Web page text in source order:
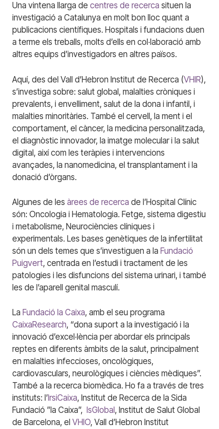
Una vintena llarga de centres de recerca situen la
investigació a Catalunya en molt bon lloc quant a
publicacions científiques. Hospitals i fundacions duen
a terme els treballs, molts d’ells en col·laboració amb
altres equips d’investigadors en altres països.
Aquí, des del Vall d’Hebron Institut de Recerca (VHIR),
s’investiga sobre: salut global, malalties cròniques i
prevalents, i envelliment, salut de la dona i infantil, i
malalties minoritàries. També el cervell, la ment i el
comportament, el càncer, la medicina personalitzada,
el diagnòstic innovador, la imatge molecular i la salut
digital, així com les teràpies i intervencions
avançades, la nanomedicina, el transplantament i la
donació d’òrgans.
Algunes de les àrees de recerca de l’Hospital Clínic
són: Oncologia i Hematologia. Fetge, sistema digestiu
i metabolisme, Neurociències clíniques i
experimentals. Les bases genètiques de la infertilitat
són un dels temes que s’investiguen a la Fundació
Puigvert, centrada en l’estudi i tractament de les
patologies i les disfuncions del sistema urinari, i també
les de l’aparell genital masculí.
La Fundació la Caixa, amb el seu programa
CaixaResearch, “dona suport a la investigació i la
innovació d’excel·lència per abordar els principals
reptes en diferents àmbits de la salut, principalment
en malalties infeccioses, oncològiques,
cardiovasculars, neurològiques i ciències mèdiques”.
També a la recerca biomèdica. Ho fa a través de tres
instituts: l’IrsiCaixa, Institut de Recerca de la Sida
Fundació ”la Caixa”, IsGlobal , Institut de Salut Global
de Barcelona, el VHIO, Vall d’Hebron Institut